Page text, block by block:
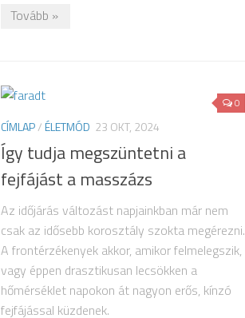
Tovább »
0
CÍMLAP/ÉLETMÓD 23 OKT, 2024
Így tudja megszüntetni a
fejfájást a masszázs
Az időjárás változást napjainkban már nem
csak az idősebb korosztály szokta megérezni.
A frontérzékenyek akkor, amikor felmelegszik,
vagy éppen drasztikusan lecsökken a
hőmérséklet napokon át nagyon erős, kínzó
fejfájással küzdenek.